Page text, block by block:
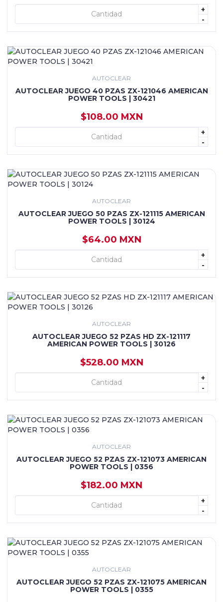
+
-
+ AGREGAR
AUTOCLEAR
AUTOCLEAR JUEGO 40 PZAS ZX-121046 AMERICAN
POWER TOOLS | 30421
$108.00 MXN
+
-
+ AGREGAR
AUTOCLEAR
AUTOCLEAR JUEGO 50 PZAS ZX-121115 AMERICAN
POWER TOOLS | 30124
$64.00 MXN
+
-
+ AGREGAR
AUTOCLEAR
AUTOCLEAR JUEGO 52 PZAS HD ZX-121117
AMERICAN POWER TOOLS | 30126
$528.00 MXN
+
-
+ AGREGAR
AUTOCLEAR
AUTOCLEAR JUEGO 52 PZAS ZX-121073 AMERICAN
POWER TOOLS | 0356
$182.00 MXN
+
-
+ AGREGAR
AUTOCLEAR
AUTOCLEAR JUEGO 52 PZAS ZX-121075 AMERICAN
POWER TOOLS | 0355